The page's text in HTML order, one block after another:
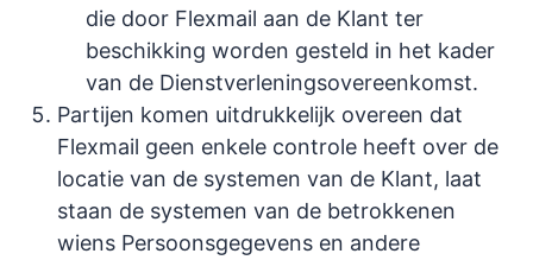
die door Flexmail aan de Klant ter
beschikking worden gesteld in het kader
van de Dienstverleningsovereenkomst.
Partijen komen uitdrukkelijk overeen dat
Flexmail geen enkele controle heeft over de
locatie van de systemen van de Klant, laat
staan de systemen van de betrokkenen
wiens Persoonsgegevens en andere